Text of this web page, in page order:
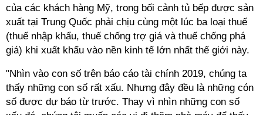
của các khách hàng Mỹ, trong bối cảnh tủ bếp được sản
xuất tại Trung Quốc phải chịu cùng một lúc ba loại thuế
(thuế nhập khẩu, thuế chống trợ giá và thuế chống phá
giá) khi xuất khẩu vào nền kinh tế lớn nhất thế giới này.
"Nhìn vào con số trên báo cáo tài chính 2019, chúng ta
thấy những con số rất xấu. Nhưng đây đều là những cón
số được dự báo từ trước. Thay vì nhìn những con số